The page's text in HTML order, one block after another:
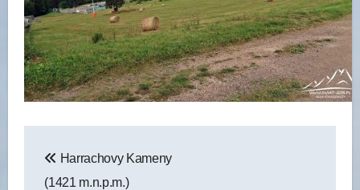
wpisu
Harrachovy Kameny
(1421 m.n.p.m.)